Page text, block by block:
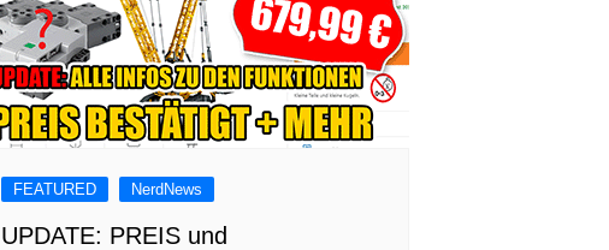
FEATURED NerdNews
UPDATE: PREIS und